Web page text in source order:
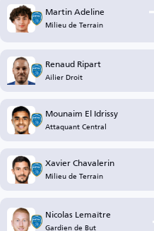
Martin Adeline
Milieu de Terrain
Renaud Ripart
Ailier Droit
Mounaim El Idrissy
Attaquant Central
Xavier Chavalerin
Milieu de Terrain
Nicolas Lemaître
Gardien de But